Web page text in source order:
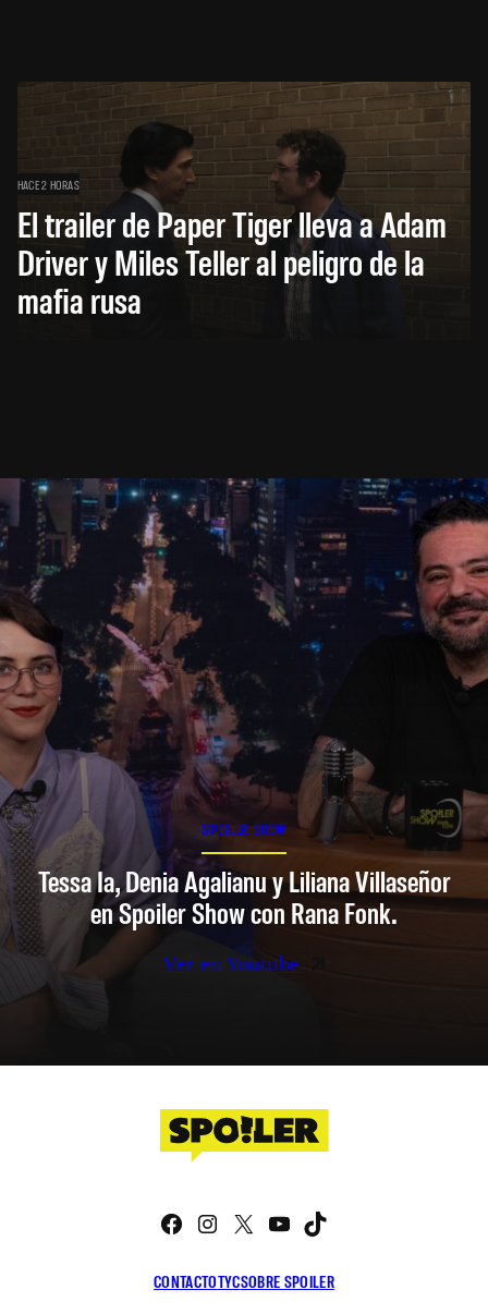
HACE 2 HORAS
El trailer de Paper Tiger lleva a Adam
Driver y Miles Teller al peligro de la
mafia rusa
SPOILER SHOW
Tessa Ia, Denia Agalianu y Liliana Villaseñor
en Spoiler Show con Rana Fonk.
Ver en Youtube
CONTACTOTYCSOBRE SPOILER
Facebook
Instagram
X YouTube